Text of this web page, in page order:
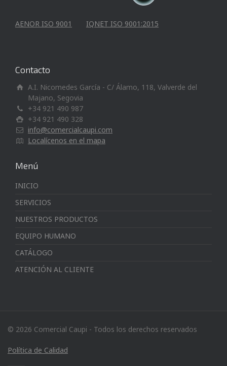
AENOR ISO 9001 IQNET ISO 9001:2015
Contacto
A.I. Nicomedes García - C/ Álamo, 118, Valverde del
Majano, Segovia
+34 921 490 987
+34 921 490 328
info@comercialcaupi.com
Localícenos en el mapa
Menú
INICIO
SERVICIOS
NUESTROS PRODUCTOS
EQUIPO HUMANO
CATÁLOGO
ATENCIÓN AL CLIENTE
© 2026 Comercial Caupi - Todos los derechos reservados
Política de Calidad